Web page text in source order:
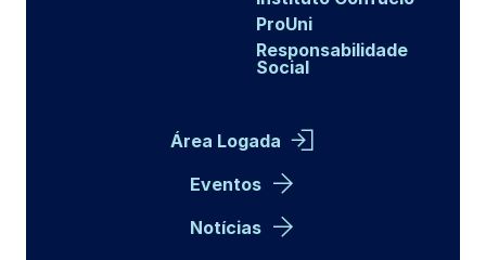
ProUni
Responsabilidade
Social
Área Logada
Eventos
Notícias